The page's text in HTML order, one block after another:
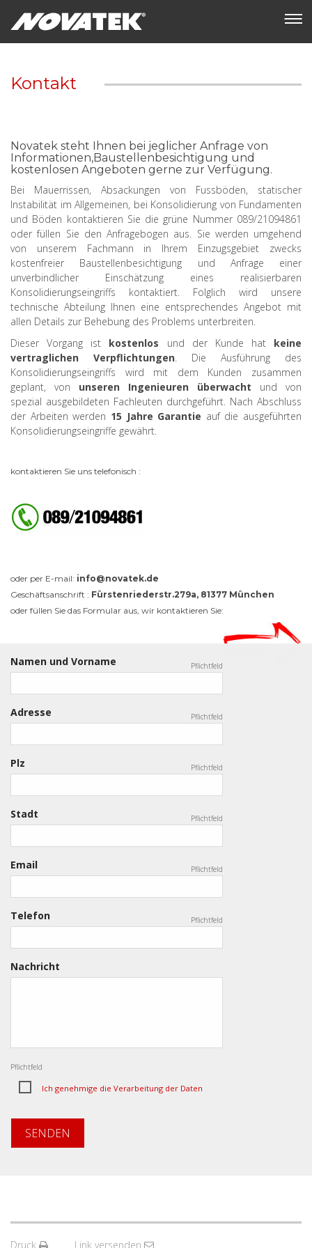
Kontakt
Novatek steht Ihnen bei jeglicher Anfrage von
Informationen,Baustellenbesichtigung und
kostenlosen Angeboten gerne zur Verfügung.
Bei Mauerrissen, Absackungen von Fussböden, statischer
Instabilität im Allgemeinen, bei Konsolidierung von Fundamenten
und Böden kontaktieren Sie die grüne Nummer 089/21094861
oder füllen Sie den Anfragebogen aus. Sie werden umgehend
von unserem Fachmann in Ihrem Einzugsgebiet zwecks
kostenfreier Baustellenbesichtigung und Anfrage einer
unverbindlicher Einschätzung eines realisierbaren
Konsolidierungseingriffs kontaktiert. Folglich wird unsere
technische Abteilung Ihnen eine entsprechendes Angebot mit
allen Details zur Behebung des Problems unterbreiten.
Dieser Vorgang ist kostenlos und der Kunde hat keine
vertraglichen Verpflichtungen. Die Ausführung des
Konsolidierungseingriffs wird mit dem Kunden zusammen
geplant, von unseren Ingenieuren überwacht und von
spezial ausgebildeten Fachleuten durchgeführt. Nach Abschluss
der Arbeiten werden 15 Jahre Garantie auf die ausgeführten
Konsolidierungseingriffe gewährt.
kontaktieren Sie uns telefonisch :
oder per E-mail: info@novatek.de
Geschäftsanschrift : Fürstenriederstr.279a, 81377 München
oder füllen Sie das Formular aus, wir kontaktieren Sie:
Namen und Vorname Pflichtfeld
Adresse Pflichtfeld
Plz Pflichtfeld
Stadt Pflichtfeld
Email Pflichtfeld
Telefon Pflichtfeld
Nachricht
Pflichtfeld
Ich genehmige die Verarbeitung der Daten
SENDEN
Druck Link versenden